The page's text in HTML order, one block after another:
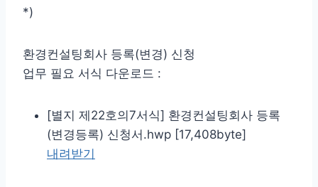
*)
환경컨설팅회사 등록(변경) 신청
업무 필요 서식 다운로드 :
[별지 제22호의7서식] 환경컨설팅회사 등록
(변경등록) 신청서.hwp [17,408byte]
내려받기